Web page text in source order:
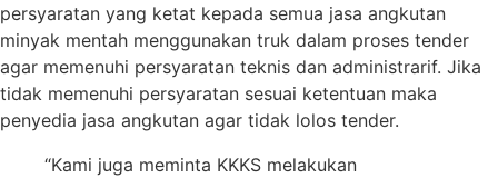
persyaratan yang ketat kepada semua jasa angkutan
minyak mentah menggunakan truk dalam proses tender
agar memenuhi persyaratan teknis dan administrarif. Jika
tidak memenuhi persyaratan sesuai ketentuan maka
penyedia jasa angkutan agar tidak lolos tender.
“Kami juga meminta KKKS melakukan